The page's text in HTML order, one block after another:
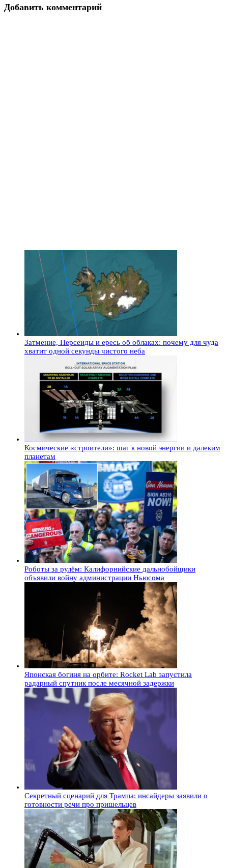
Добавить комментарий
Затмение, Персеиды и ересь об облаках: почему для чуда
хватит одной секунды чистого неба
Космические «строители»: шаг к новой энергии и далеким
планетам
Роботы за рулём: Калифорнийские дальнобойщики
объявили войну администрации Ньюсома
Японская богиня на орбите: Rocket Lab запустила
радарный спутник после месячной задержки
Секретный сценарий для Трампа: инсайдеры заявили о
готовности речи про пришельцев